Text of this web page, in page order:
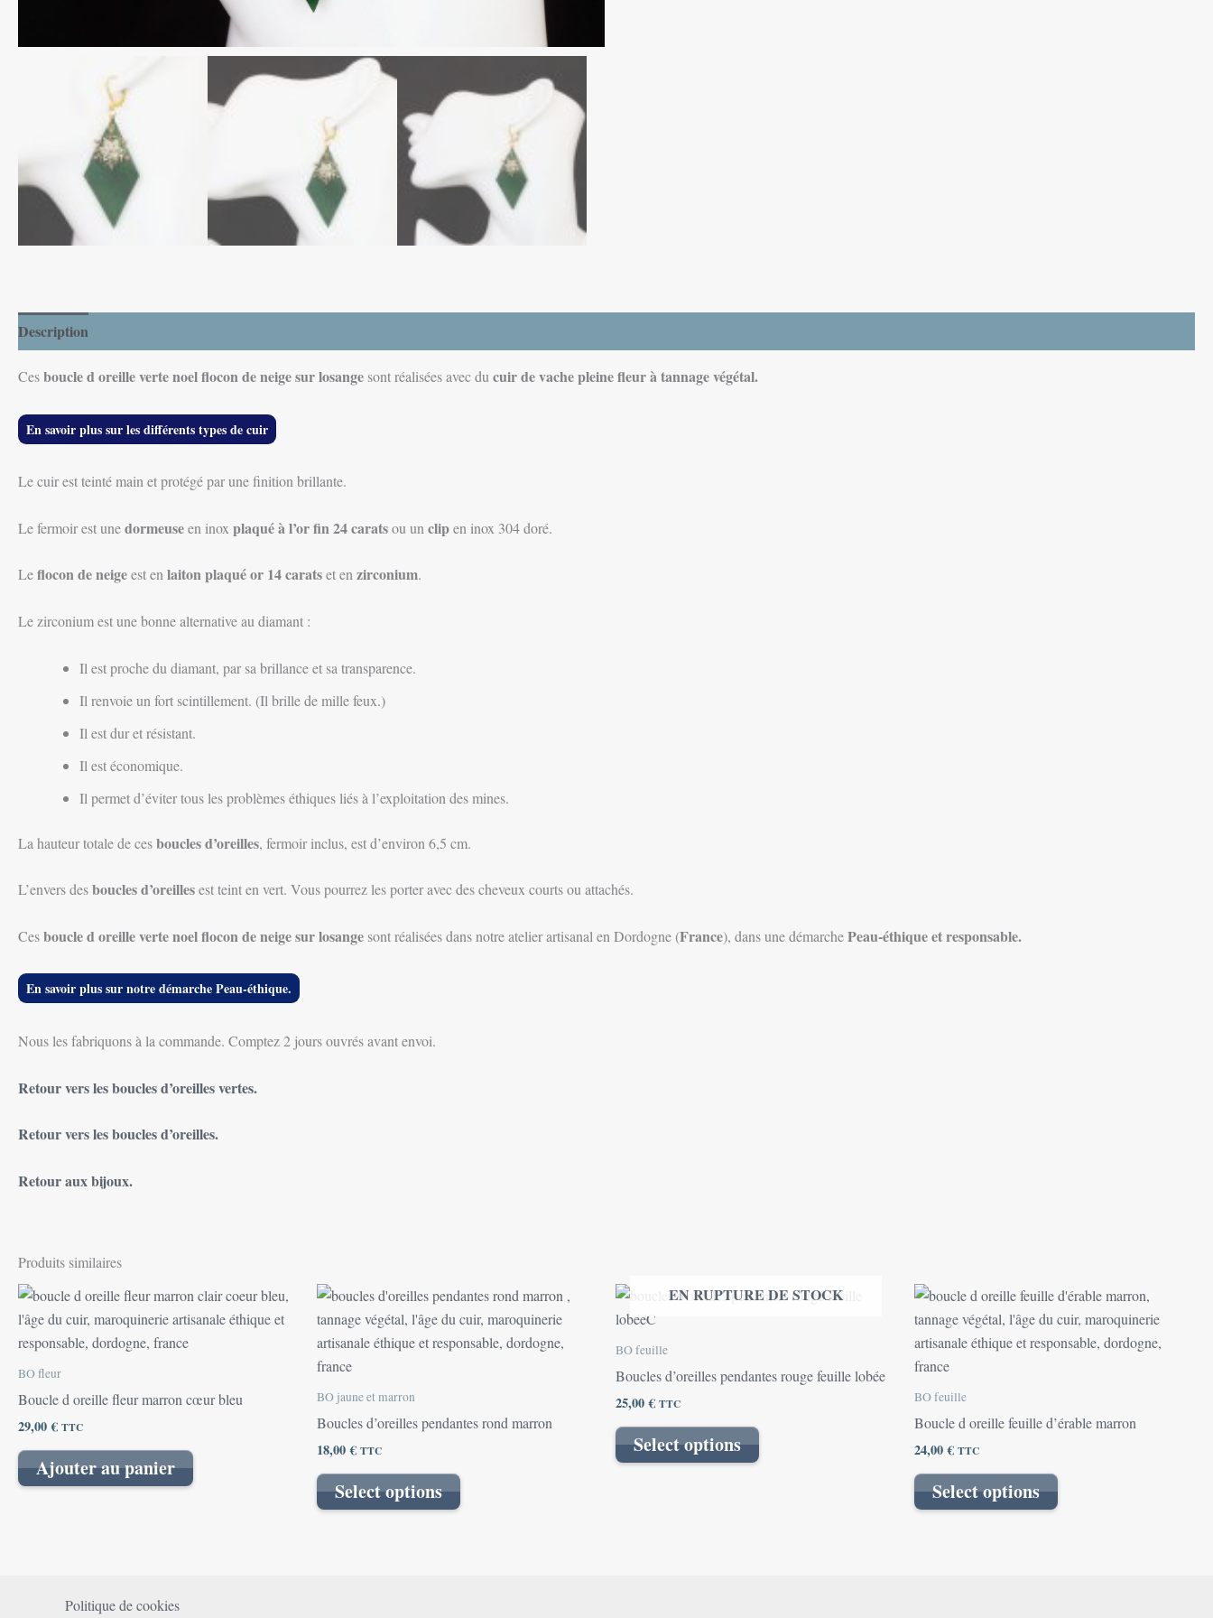
Description
Cesboucle d oreille verte noel flocon de neige sur losange sont réalisées avec du cuir de vache pleine fleur à tannage végétal.
En savoir plus sur les différents types de cuir
Le cuir est teinté main et protégé par une finition brillante.
Le fermoir est unedormeuseen inox plaqué à l’or fin 24 caratsou un clipen inox 304 doré.
Leflocon de neigeest enlaiton plaqué or 14 caratset enzirconium.
Le zirconium est une bonne alternative au diamant :
Il est proche du diamant, par sa brillance et sa transparence.
Il renvoie un fort scintillement. (Il brille de mille feux.)
Il est dur et résistant.
Il est économique.
Il permet d’éviter tous les problèmes éthiques liés à l’exploitation des mines.
La hauteur totale de cesboucles d’oreilles, fermoir inclus, est d’environ 6,5 cm.
L’envers desboucles d’oreillesest teint en vert. Vous pourrez les porter avec des cheveux courts ou attachés.
Cesboucle d oreille verte noel flocon de neige sur losange sont réalisées dans notre atelier artisanal en Dordogne (France), dans une démarchePeau-éthique et responsable.
En savoir plus sur notre démarche Peau-éthique.
Nous les fabriquons à la commande. Comptez 2 jours ouvrés avant envoi.
Retour vers les boucles d’oreilles vertes.
Retour vers les boucles d’oreilles.
Retour aux bijoux.
Produits similaires
BO fleur
Boucle d oreille fleur marron cœur bleu
29,00€ TTC
Ajouter au panier
BO jaune et marron
Boucles d’oreilles pendantes rond marron
18,00€ TTC
Select options
EN RUPTURE DE STOCK
BO feuille
Boucles d’oreilles pendantes rouge feuille lobée
25,00€ TTC
Select options
BO feuille
Boucle d oreille feuille d’érable marron
24,00€ TTC
Select options
Politique de cookies